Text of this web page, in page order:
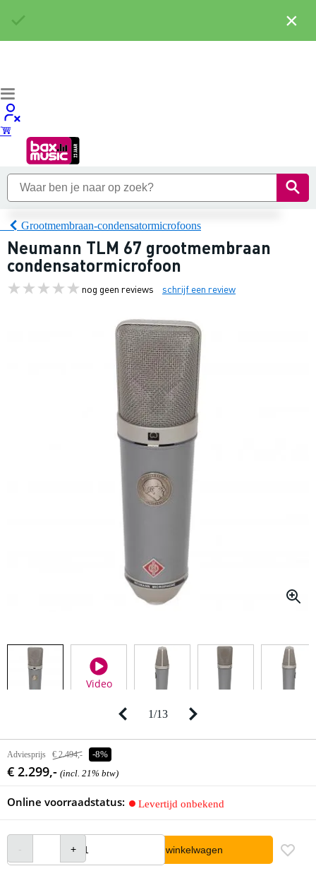
Grootmembraan-condensatormicrofoons
Neumann TLM 67 grootmembraan
condensatormicrofoon
nog geen reviews schrijf een review
Video
1/13
Adviesprijs € 2.494,- -8%
€ 2.299,- (incl. 21% btw)
Online voorraadstatus: Levertijd onbekend
In winkelwagen
×